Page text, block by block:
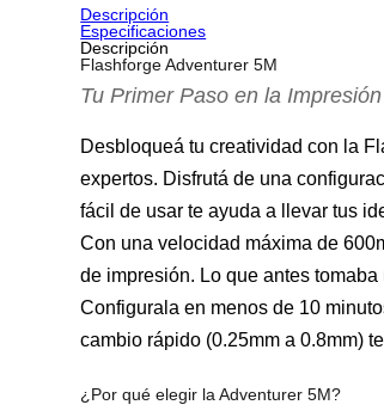
Descripción
Especificaciones
Descripción
Flashforge Adventurer 5M
Tu Primer Paso en la
Desbloqueá tu creatividad con la
expertos. Disfrutá de una
fácil de usar te ayuda a llevar tus
Con unavelocidad máxima de
de impresión. Lo que antes
Configurala en menos de 10
cambio rápido (0.25mm a 0.8mm)
¿Por qué elegir la Adventurer 5M?